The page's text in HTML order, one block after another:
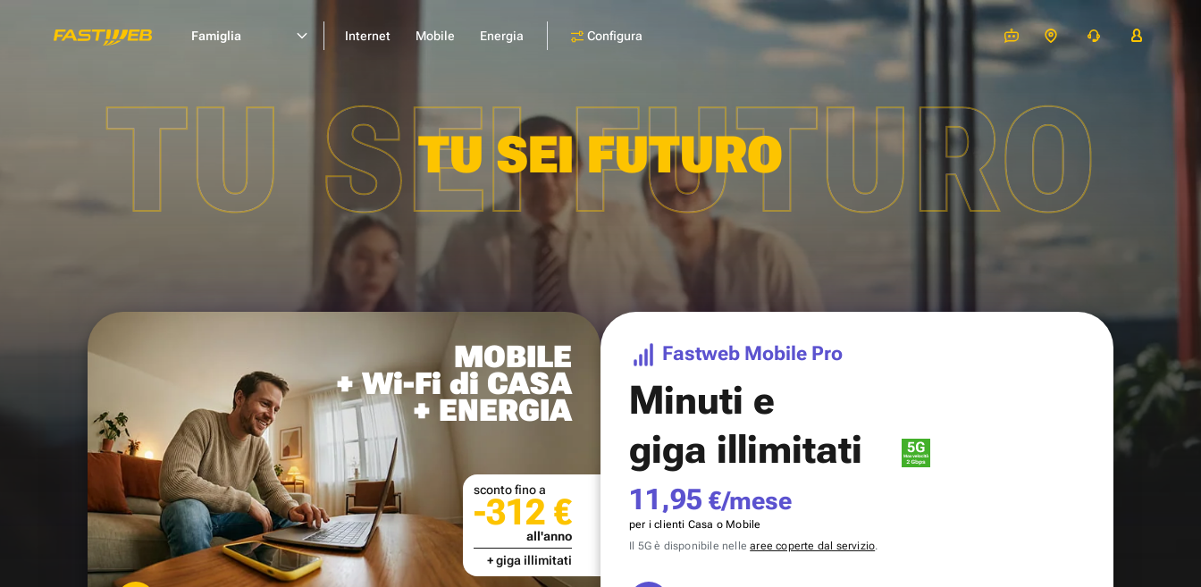
Famiglia Internet Mobile Energia Configura
TU SEI FUTURO
TU SEI FUTURO
MOBILE
+ Wi-Fi di CASA
+ ENERGIA
sconto fino a
-312 €
all'anno
+ giga illimitati
Fastweb Mobile Pro
Minuti e
giga illimitati
11,95 €/mese
per i clienti Casa o Mobile
Il 5G è disponibile nellearee coperte dal servizio.